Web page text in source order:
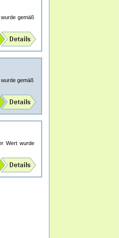
wurde gemäß
gemäß
Wert wurde